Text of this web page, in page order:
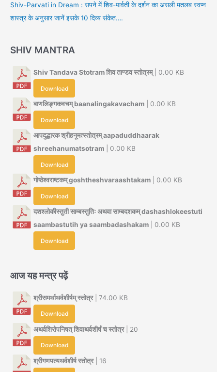
Shiv-Parvati in Dream : सपने में शिव-पार्वती के दर्शन का असली मतलब स्वप्न
शास्त्र के अनुसार जानें इसके 10 दिव्य संकेत….
SHIV MANTRA
Shiv Tandava Stotram शिव ताण्डव स्तोत्रम्| 0.00 KB
Download
बाणलिङ्गकवचम् baanalingakavacham | 0.00 KB
Download
आपदुद्धारक श्रीहनूमत्स्तोत्रम् aapaduddhaarak
shreehanumatsotram | 0.00 KB
Download
गोष्ठेश्वराष्टकम् goshtheshvaraashtakam | 0.00 KB
Download
दशश्लोकीस्तुती साम्बस्तुतिः अथवा साम्बदशकम् dashashlokeestuti
saambastutih ya saambadashakam | 0.00 KB
Download
आज यह मन्त्र पढ़ें
श्रीसमर्थाथर्वशीर्षम् स्तोत्र| 74.00 KB
Download
अथर्वशिरोपनिषत् शिवाथर्वशीर्षं च स्तोत्र| 20
Download
श्रीगणपत्यथर्वशीर्ष स्तोत्र| 16